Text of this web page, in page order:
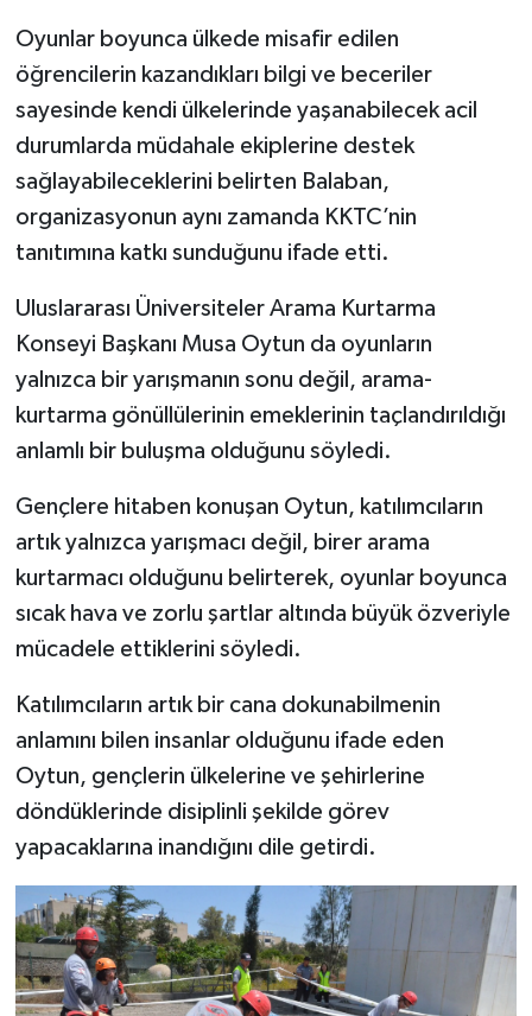
Oyunlar boyunca ülkede misafir edilen
öğrencilerin kazandıkları bilgi ve beceriler
sayesinde kendi ülkelerinde yaşanabilecek acil
durumlarda müdahale ekiplerine destek
sağlayabileceklerini belirten Balaban,
organizasyonun aynı zamanda KKTC’nin
tanıtımına katkı sunduğunu ifade etti.
Uluslararası Üniversiteler Arama Kurtarma
Konseyi Başkanı Musa Oytun da oyunların
yalnızca bir yarışmanın sonu değil, arama-
kurtarma gönüllülerinin emeklerinin taçlandırıldığı
anlamlı bir buluşma olduğunu söyledi.
Gençlere hitaben konuşan Oytun, katılımcıların
artık yalnızca yarışmacı değil, birer arama
kurtarmacı olduğunu belirterek, oyunlar boyunca
sıcak hava ve zorlu şartlar altında büyük özveriyle
mücadele ettiklerini söyledi.
Katılımcıların artık bir cana dokunabilmenin
anlamını bilen insanlar olduğunu ifade eden
Oytun, gençlerin ülkelerine ve şehirlerine
döndüklerinde disiplinli şekilde görev
yapacaklarına inandığını dile getirdi.